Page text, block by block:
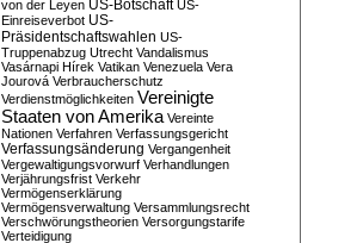
von der Leyen US-Botschaft US-
Einreiseverbot US-
Präsidentschaftswahlen US-
Truppenabzug Utrecht Vandalismus
Vasárnapi Hírek Vatikan Venezuela Vera
Jourová Verbraucherschutz
Verdienstmöglichkeiten Vereinigte
Staaten von Amerika Vereinte
Nationen Verfahren Verfassungsgericht
Verfassungsänderung Vergangenheit
Vergewaltigungsvorwurf Verhandlungen
Verjährungsfrist Verkehr
Vermögenserklärung
Vermögensverwaltung Versammlungsrecht
Verschwörungstheorien Versorgungstarife
Verteidigung